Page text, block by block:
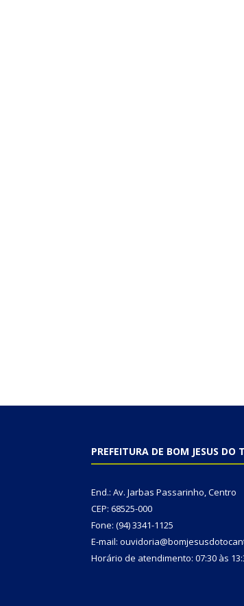
PREFEITURA DE BOM JESUS DO
End.: Av. Jarbas Passarinho, Centro
CEP: 68525-000
Fone: (94) 3341-1125
E-mail:
Horário de atendimento: 07:30 às